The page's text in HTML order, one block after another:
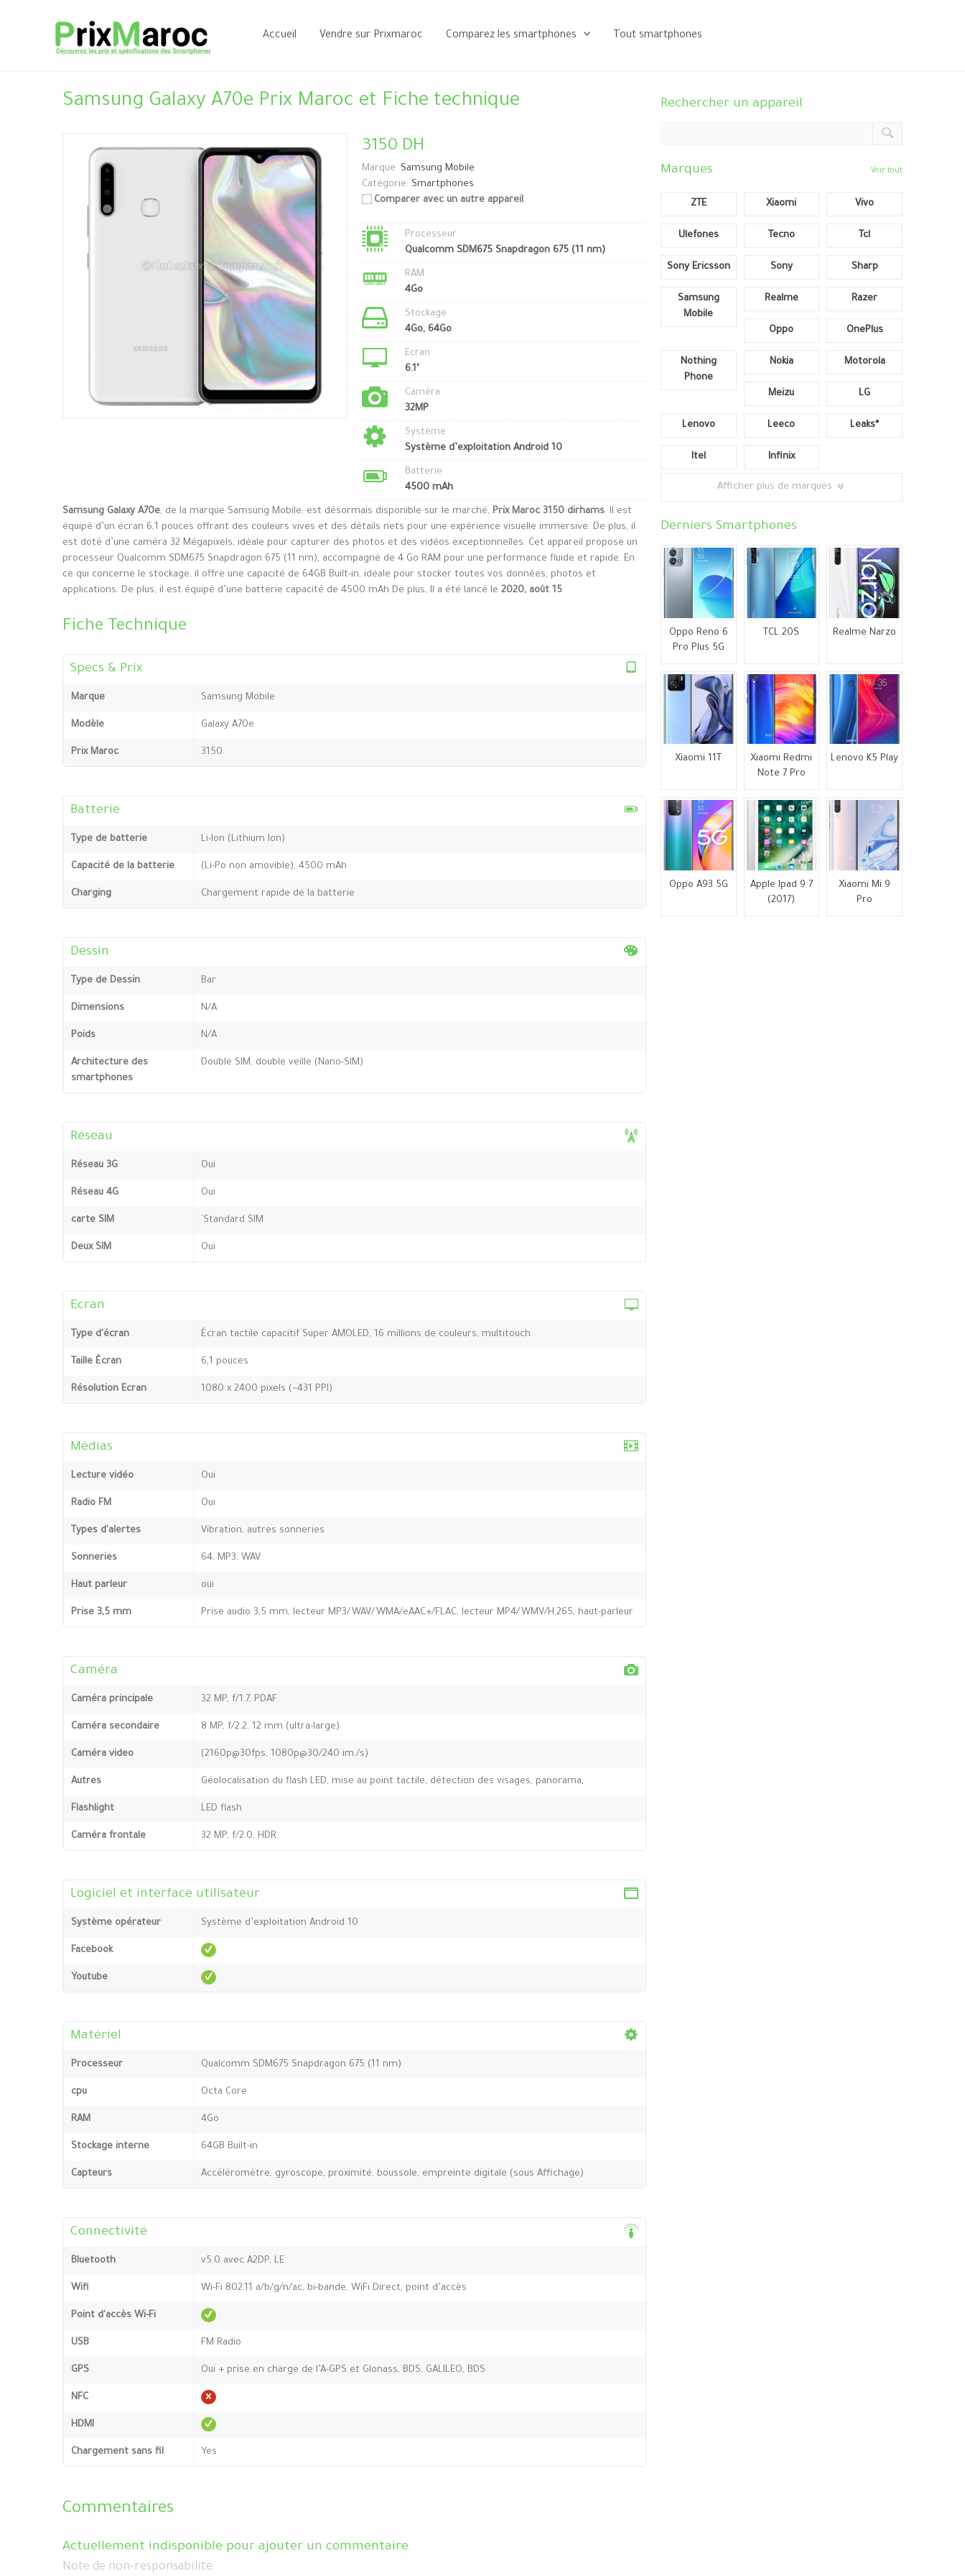
Accueil Vendre sur Prixmaroc Comparez les smartphones Tout smartphones
Samsung Galaxy A70e Prix Maroc et Fiche technique
3150 DH
Marque: Samsung Mobile
Catégorie: Smartphones
Comparer avec un autre appareil
Processeur
Qualcomm SDM675 Snapdragon 675 (11 nm)
RAM
4Go
Stockage
4Go, 64Go
Ecran
6.1"
Caméra
32MP
Système
Système d’exploitation Android 10
Batterie
4500 mAh
Samsung Galaxy A70e, de la marque Samsung Mobile, est désormais disponible sur le marché, Prix Maroc 3150 dirhams. Il est
équipé d’un écran 6,1 pouces offrant des couleurs vives et des détails nets pour une expérience visuelle immersive. De plus, il
est doté d’une caméra 32 Mégapixels, idéale pour capturer des photos et des vidéos exceptionnelles. Cet appareil propose un
processeur Qualcomm SDM675 Snapdragon 675 (11 nm), accompagné de 4 Go RAM pour une performance fluide et rapide. En
ce qui concerne le stockage, il offre une capacité de 64GB Built-in, idéale pour stocker toutes vos données, photos et
applications. De plus, il est équipé d’une batterie capacité de 4500 mAh De plus, Il a été lancé le 2020, août 15
Fiche Technique
Specs & Prix
Marque Samsung Mobile
Modèle Galaxy A70e
Prix Maroc 3150
Batterie
Type de batterie Li-Ion (Lithium Ion)
Capacité de la batterie (Li-Po non amovible), 4500 mAh
Charging Chargement rapide de la batterie
Dessin
Type de Dessin Bar
Dimensions N/A
Poids N/A
Architecture des
smartphones
Double SIM, double veille (Nano-SIM)
Réseau
Réseau 3G Oui
Réseau 4G Oui
carte SIM `Standard SIM
Deux SIM Oui
Ecran
Type d'écran Écran tactile capacitif Super AMOLED, 16 millions de couleurs, multitouch
Taille Écran 6,1 pouces
Résolution Ecran 1080 x 2400 pixels (~431 PPI)
Médias
Lecture vidéo Oui
Radio FM Oui
Types d'alertes Vibration, autres sonneries
Sonneries 64, MP3, WAV
Haut parleur oui
Prise 3,5 mm Prise audio 3,5 mm, lecteur MP3/WAV/WMA/eAAC+/FLAC, lecteur MP4/WMV/H.265, haut-parleur
Caméra
Caméra principale 32 MP, f/1.7, PDAF
Caméra secondaire 8 MP, f/2.2, 12 mm (ultra-large)
Caméra video (2160p@30fps, 1080p@30/240 im./s)
Autres Géolocalisation du flash LED, mise au point tactile, détection des visages, panorama,
Flashlight LED flash
Caméra frontale 32 MP, f/2.0, HDR,
Logiciel et interface utilisateur
Système opérateur Système d’exploitation Android 10
Facebook
Youtube
Matériel
Processeur Qualcomm SDM675 Snapdragon 675 (11 nm)
cpu Octa Core
RAM 4Go
Stockage interne 64GB Built-in
Capteurs Accéléromètre, gyroscope, proximité, boussole, empreinte digitale (sous Affichage)
Connectivité
Bluetooth v5.0 avec A2DP, LE
Wifi Wi-Fi 802.11 a/b/g/n/ac, bi-bande, WiFi Direct, point d’accès
Point d'accès Wi-Fi
USB FM Radio
GPS Oui + prise en charge de l’A-GPS et Glonass, BDS, GALILEO, BDS
NFC
HDMI
Chargement sans fil Yes
Commentaires
Actuellement indisponible pour ajouter un commentaire.
Note de non-responsabilité
Rechercher un appareil
Marques Voir tout
ZTE Xiaomi Vivo
Ulefones Tecno Tcl
Sony Ericsson Sony Sharp
Samsung
Mobile
Realme Razer
Oppo OnePlus
Nothing
Phone
Nokia Motorola
Meizu LG
Lenovo Leeco Leaks*
Itel Infinix
Afficher plus de marques
Derniers Smartphones
Oppo Reno 6
Pro Plus 5G
TCL 20S Realme Narzo
Xiaomi 11T
Xiaomi Redmi
Note 7 Pro
Lenovo K5 Play
Oppo A93 5G
Apple Ipad 9 7
(2017)
Xiaomi Mi 9
Pro